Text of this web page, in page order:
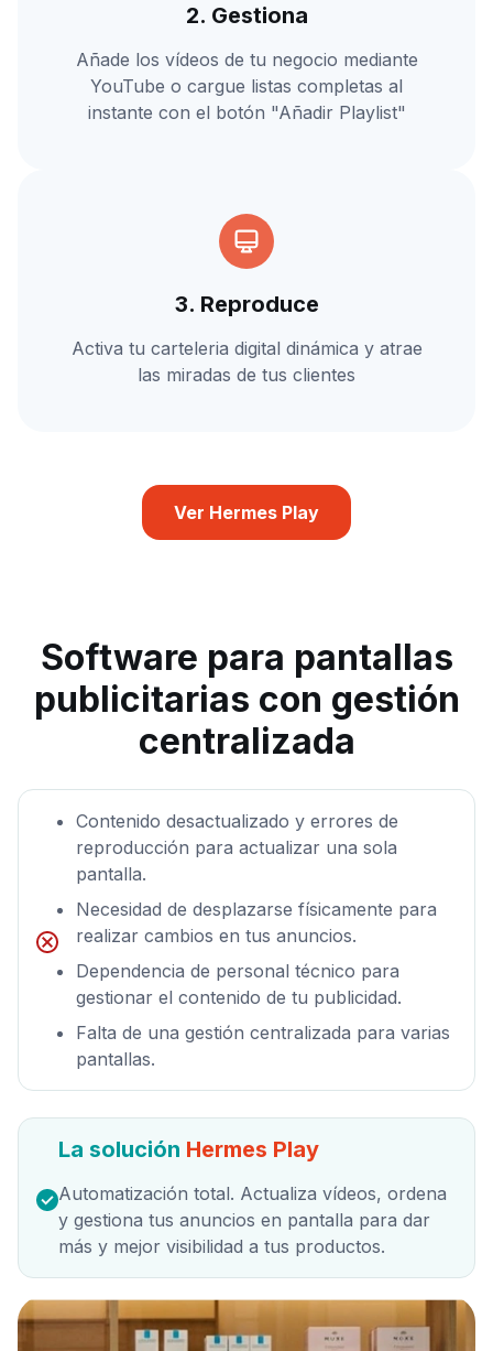
2. Gestiona
Añade los vídeos de tu negocio mediante
YouTube o cargue listas completas al
instante con el botón "Añadir Playlist"
3. Reproduce
Activa tu carteleria digital dinámica y atrae
las miradas de tus clientes
Ver Hermes Play
Software para pantallas
publicitarias con gestión
centralizada
Contenido desactualizado y errores de
reproducción para actualizar una sola
pantalla.
Necesidad de desplazarse físicamente para
realizar cambios en tus anuncios.
Dependencia de personal técnico para
gestionar el contenido de tu publicidad.
Falta de una gestión centralizada para varias
pantallas.
La solución Hermes Play
Automatización total. Actualiza vídeos, ordena
y gestiona tus anuncios en pantalla para dar
más y mejor visibilidad a tus productos.